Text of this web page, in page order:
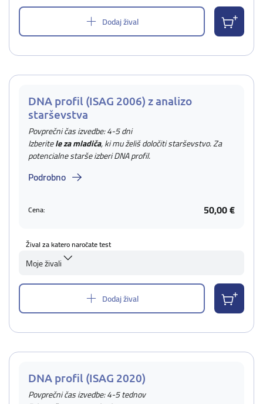
Dodaj žival
DNA profil (ISAG 2006) z analizo
starševstva
Povprečni čas izvedbe: 4-5 dni
Izberitele za mladiča, ki mu želiš določiti starševstvo. Za
potencialne starše izberi DNA profil.
Podrobno
Cena: 50,00 €
Žival za katero naročate test
Moje živali
Dodaj žival
DNA profil (ISAG 2020)
Povprečni čas izvedbe: 4-5 tednov